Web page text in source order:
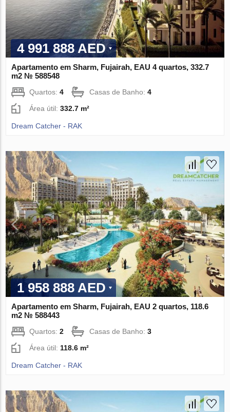
4 991 888 AED
Apartamento em Sharm, Fujairah, EAU 4 quartos, 332.7
m2 № 588548
Quartos:4 Casas de Banho:4
Área útil:332.7 m²
Dream Catcher - RAK
1 958 888 AED
Apartamento em Sharm, Fujairah, EAU 2 quartos, 118.6
m2 № 588443
Quartos:2 Casas de Banho:3
Área útil: 118.6 m²
Dream Catcher - RAK